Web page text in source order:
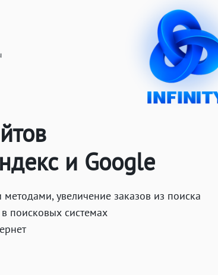
и Google
увеличение заказов из поиска
поисковых системах